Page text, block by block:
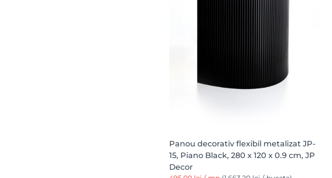
Panou decorativ flexibil metalizat JP-
15, Piano Black, 280 x 120 x 0.9 cm, JP
Decor